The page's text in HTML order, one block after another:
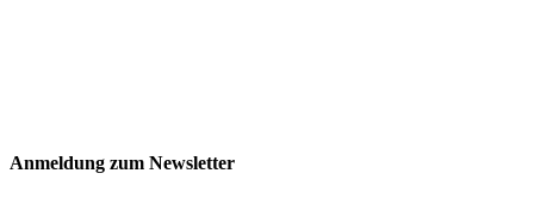
Anmeldung zum Newsletter